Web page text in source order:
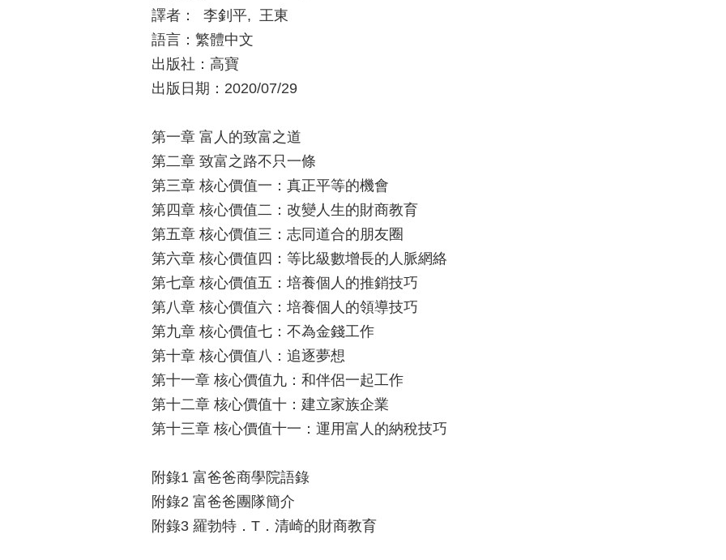
譯者： 李釗平, 王東
語言：繁體中文
出版社：高寶
出版日期：2020/07/29
第一章 富人的致富之道
第二章 致富之路不只一條
第三章 核心價值一：真正平等的機會
第四章 核心價值二：改變人生的財商教育
第五章 核心價值三：志同道合的朋友圈
第六章 核心價值四：等比級數增長的人脈網絡
第七章 核心價值五：培養個人的推銷技巧
第八章 核心價值六：培養個人的領導技巧
第九章 核心價值七：不為金錢工作
第十章 核心價值八：追逐夢想
第十一章 核心價值九：和伴侶一起工作
第十二章 核心價值十：建立家族企業
第十三章 核心價值十一：運用富人的納稅技巧
附錄1 富爸爸商學院語錄
附錄2 富爸爸團隊簡介
附錄3 羅勃特．T．清崎的財商教育